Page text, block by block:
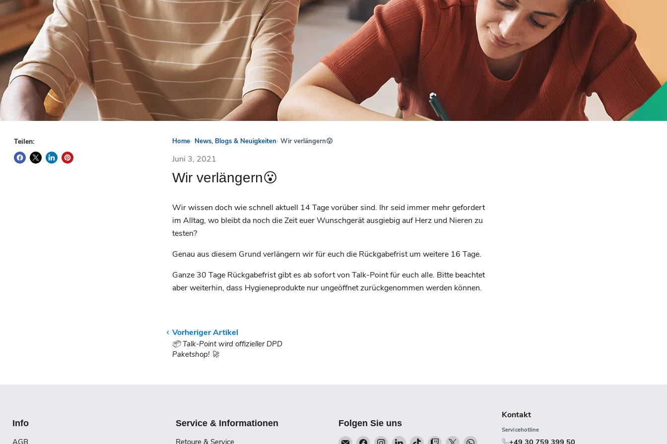
Teilen: Home News, Blogs & Neuigkeiten Wir verlängern😮
Juni 3, 2021
Wir verlängern😮
Wir wissen doch wie schnell aktuell 14 Tage vorüber sind. Ihr seid immer mehr gefordert
im Alltag, wo bleibt da noch die Zeit euer Wunschgerät ausgiebig auf Herz und Nieren zu
testen?
Genau aus diesem Grund verlängern wir für euch die Rückgabefrist um weitere 16 Tage.
Ganze 30 Tage Rückgabefrist gibt es ab sofort von Talk-Point für euch alle. Bitte beachtet
aber weiterhin, dass Hygieneprodukte nur ungeöffnet zurückgenommen werden können.
Vorheriger Artikel
📦 Talk-Point wird offizieller DPD
Paketshop! 🚀
Info
AGB
Service & Informationen
Retoure & Service
Folgen Sie uns
EmailFindenFindenFindenFindenFindenFindenFinden
Kontakt
Servicehotline
+49 30 759 399 50